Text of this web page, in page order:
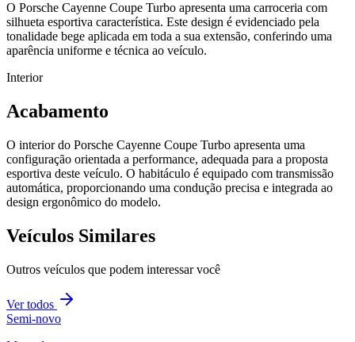
O Porsche Cayenne Coupe Turbo apresenta uma carroceria com
silhueta esportiva característica. Este design é evidenciado pela
tonalidade bege aplicada em toda a sua extensão, conferindo uma
aparência uniforme e técnica ao veículo.
Interior
Acabamento
O interior do Porsche Cayenne Coupe Turbo apresenta uma
configuração orientada a performance, adequada para a proposta
esportiva deste veículo. O habitáculo é equipado com transmissão
automática, proporcionando uma condução precisa e integrada ao
design ergonômico do modelo.
Veículos Similares
Outros veículos que podem interessar você
Ver todos
Semi-novo